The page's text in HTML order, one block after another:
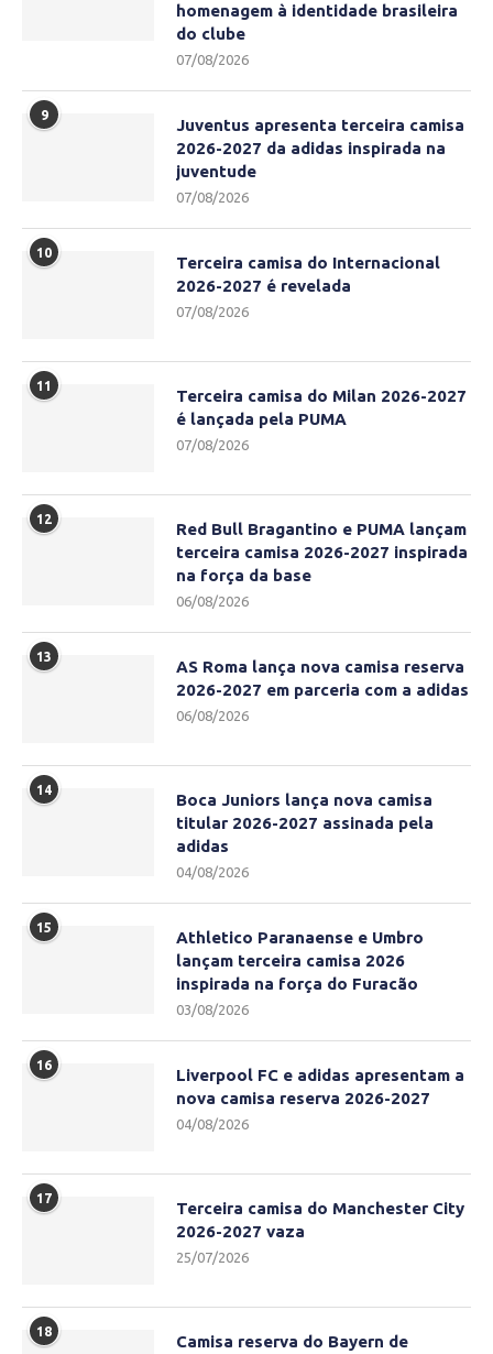
homenagem à identidade brasileira
do clube
07/08/2026
9
Juventus apresenta terceira camisa
2026-2027 da adidas inspirada na
juventude
07/08/2026
10
Terceira camisa do Internacional
2026-2027 é revelada
07/08/2026
11
Terceira camisa do Milan 2026-2027
é lançada pela PUMA
07/08/2026
12
Red Bull Bragantino e PUMA lançam
terceira camisa 2026-2027 inspirada
na força da base
06/08/2026
13
AS Roma lança nova camisa reserva
2026-2027 em parceria com a adidas
06/08/2026
14
Boca Juniors lança nova camisa
titular 2026-2027 assinada pela
adidas
04/08/2026
15
Athletico Paranaense e Umbro
lançam terceira camisa 2026
inspirada na força do Furacão
03/08/2026
16
Liverpool FC e adidas apresentam a
nova camisa reserva 2026-2027
04/08/2026
17
Terceira camisa do Manchester City
2026-2027 vaza
25/07/2026
18
Camisa reserva do Bayern de